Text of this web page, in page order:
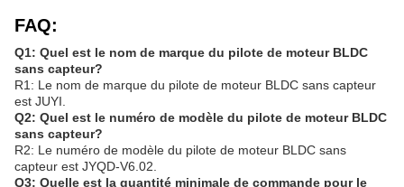
FAQ:
Q1: Quel est le nom de marque du pilote de moteur BLDC
sans capteur?
R1: Le nom de marque du pilote de moteur BLDC sans capteur
est JUYI.
Q2: Quel est le numéro de modèle du pilote de moteur BLDC
sans capteur?
R2: Le numéro de modèle du pilote de moteur BLDC sans
capteur est JYQD-V6.02.
Q3: Quelle est la quantité minimale de commande pour le